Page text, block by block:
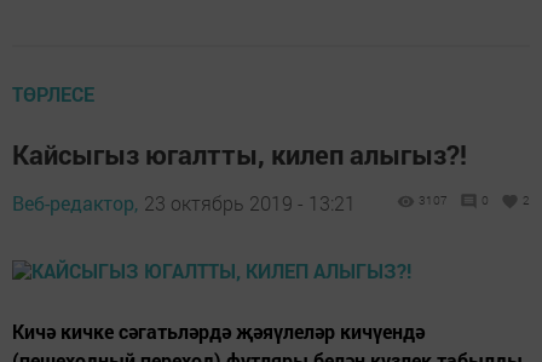
ТӨРЛЕСЕ
Кайсыгыз югалтты, килеп алыгыз?!
Веб-редактор, 23 октябрь 2019 - 13:21 3107 0 2
Кичә кичке сәгатьләрдә җәяүлеләр кичүендә